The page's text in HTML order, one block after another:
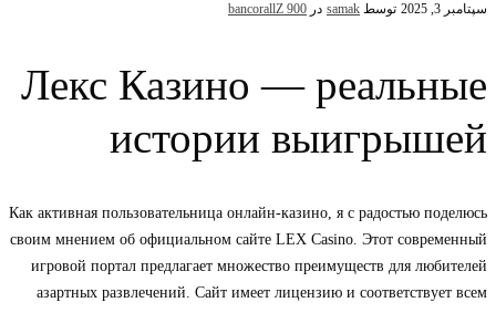
سپتامبر 3, 2025 توسط samak در bancorallZ 900
Лекс Казино — реальные
истории выигрышей
Как активная пользовательница онлайн-казино, я с радостью поделюсь
своим мнением об официальном сайте LEX Casino. Этот современный
игровой портал предлагает множество преимуществ для любителей
азартных развлечений. Сайт имеет лицензию и соответствует всем